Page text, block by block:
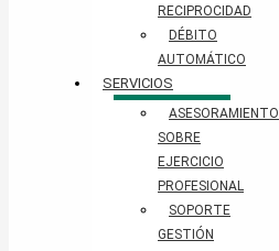
RECIPROCIDAD
DÉBITO
AUTOMÁTICO
SERVICIOS
ASESORAMIENTO
SOBRE
EJERCICIO
PROFESIONAL
SOPORTE
GESTIÓN